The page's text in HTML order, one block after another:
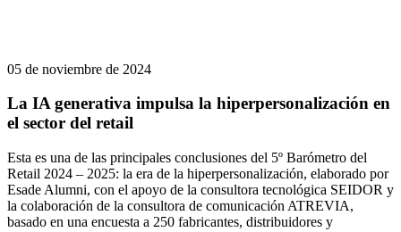
05 de noviembre de 2024
La IA generativa impulsa la hiperpersonalización en
el sector del retail
Esta es una de las principales conclusiones del 5º Barómetro del
Retail 2024 – 2025: la era de la hiperpersonalización, elaborado por
Esade Alumni, con el apoyo de la consultora tecnológica SEIDOR y
la colaboración de la consultora de comunicación ATREVIA,
basado en una encuesta a 250 fabricantes, distribuidores y